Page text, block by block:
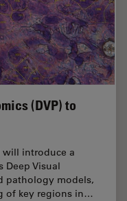
(DVP) to
will introduce a
Visual
pathology models,
of key regions in…